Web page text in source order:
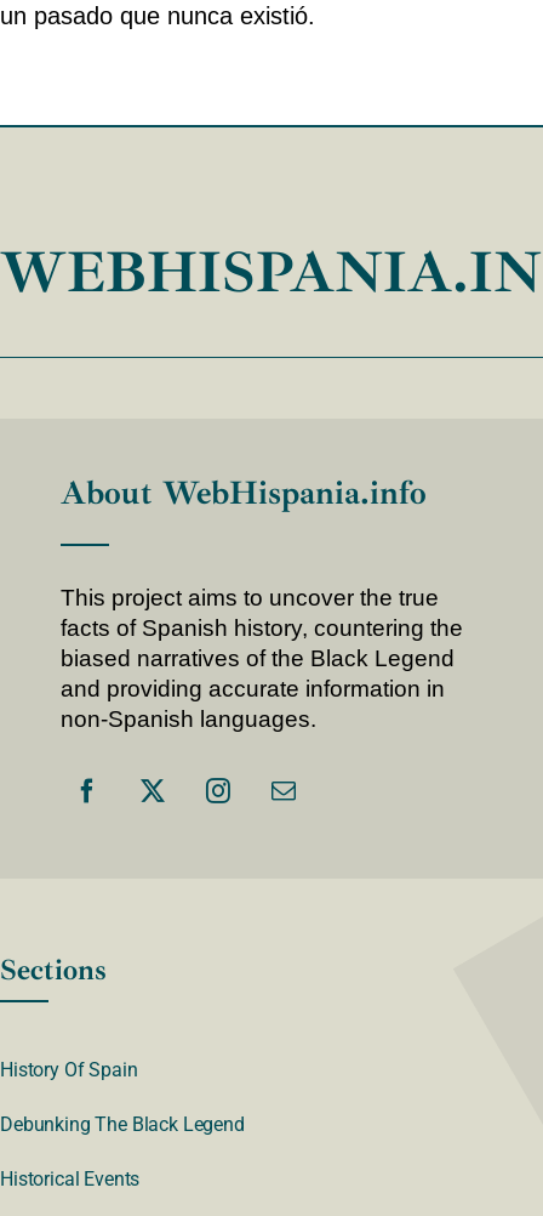
un pasado que nunca existió.
About WebHispania.info
This project aims to uncover the true
facts of Spanish history, countering the
biased narratives of the Black Legend
and providing accurate information in
non-Spanish languages.
Sections
History Of Spain
Debunking The Black Legend
Historical Events